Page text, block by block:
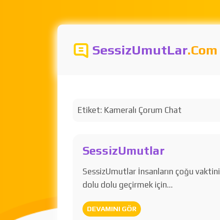
SessizUmutLar.Com
Etiket: Kameralı Çorum Chat
SessizUmutlar
SessizUmutlar İnsanların çoğu vaktini
dolu dolu geçirmek için…
DEVAMINI GÖR